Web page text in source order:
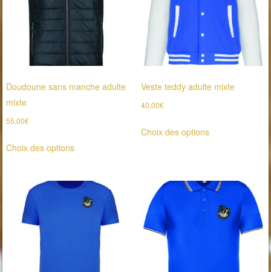
Doudoune sans manche adulte
mixte
55,00€
Choix des options
produit
plusieurs
variations.
options
peuvent
Veste teddy adulte mixte
40,00€
Choix des options
produit
variations.
Les
options
peuvent
choisies